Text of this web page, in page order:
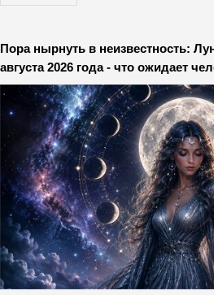
Пора нырнуть в неизвестность:
августа 2026 года - что ожидает